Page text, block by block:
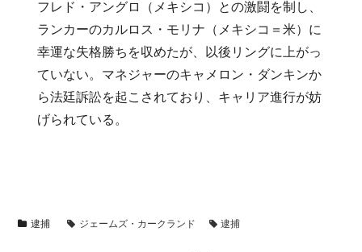
フレド・アングロ（メキシコ）との激闘を制し、
ランカーのカルロス・モリナ（メキシコ＝米）に
幸運な失格勝ちを収めたが、以後リングに上がっ
ていない。マネジャーのキャメロン・ダンキンか
ら法廷訴訟を起こされており、キャリア進行が妨
げられている。
逮捕 ジェームズ・カークランド 逮捕